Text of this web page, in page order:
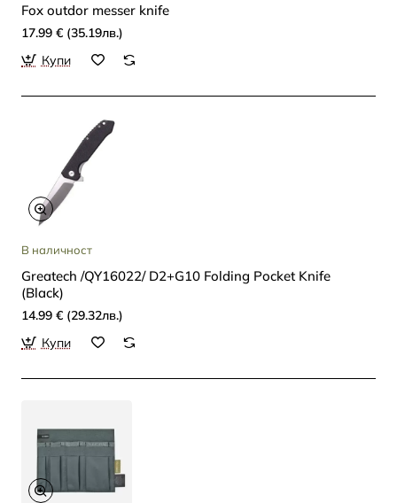
Fox outdor messer knife
17.99 € (35.19лв.)
Купи
В наличност
Greatech /QY16022/ D2+G10 Folding Pocket Knife
(Black)
14.99 € (29.32лв.)
Купи